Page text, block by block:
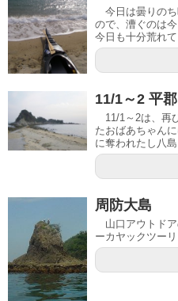
今日は曇りのち
ので、漕ぐのは
今日も十分荒れ
11/1～2 平郡
11/1～2は、再
たおばあちゃん
に奪われたし八
周防大島
山口アウトドア
ーカヤックツーリ